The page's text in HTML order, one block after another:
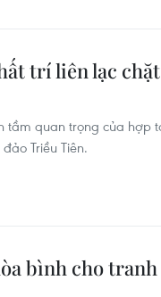
trí liên lạc
tầm quan trọng của
Triều Tiên.
bình cho